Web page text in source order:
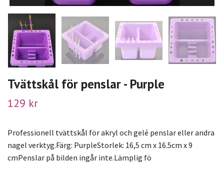
Tvättskål för penslar - Purple
129 kr
Professionell tvättskål för akryl och gelé penslar eller andra
nagel verktyg.Färg: PurpleStorlek: 16,5 cm x 16.5cm x 9
cmPenslar på bilden ingår inte.Lämplig fö